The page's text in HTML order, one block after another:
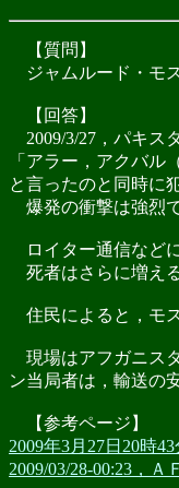
【質問】
ジャムルード・モ
【回答】
2009/3/27，パキス
「アラー，アクバル
と言ったのと同時に
爆発の衝撃は強烈
ロイター通信など
死者はさらに増え
住民によると，モ
現場はアフガニス
ン当局者は，輸送の
【参考ページ】
2009年3月27日20時
2009/03/28-00:23，Ａ